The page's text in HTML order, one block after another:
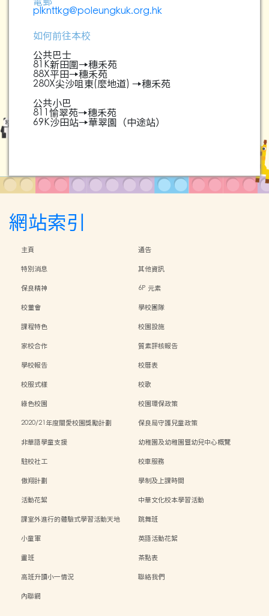
plknttkg@poleungkuk.org.hk
如何前往本校
公共巴士
81K新田圍→穗禾苑
88X平田→穗禾苑
280X尖沙咀東(麼地道) →穗禾苑
公共小巴
811愉翠苑→穗禾苑
69K沙田站→華翠園（中途站）
網站索引
主頁
通告
特別消息
其他資訊
保良精神
6P 元素
校董會
學校團隊
課程特色
校園設施
家校合作
質素評核報告
學校報告
校曆表
校服式樣
校歌
綠色校園
校園環保政策
2020/21年度關愛校園獎勵計劃
保良局守護兒童政策
非華語學童支援
幼稚園及幼稚園暨幼兒中心概覽
駐校社工
校車服務
傲翔計劃
學制及上課時間
活動花絮
中華文化校本學習活動
課室外進行的體驗式學習活動天地
跳舞班
小童軍
英語活動花絮
畫班
茶點表
高班升讀小一情況
聯絡我們
內聯網